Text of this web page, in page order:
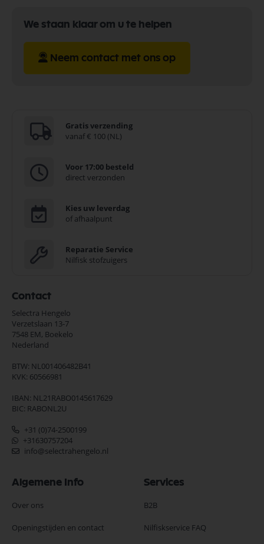
We staan klaar om u te helpen
Neem contact met ons op
Gratis verzending
vanaf € 100 (NL)
Voor 17:00 besteld
direct verzonden
Kies uw leverdag
of afhaalpunt
Reparatie Service
Nilfisk stofzuigers
Contact
Selectra Hengelo
Verzetslaan 13-7
7548 EM, Boekelo
Nederland
BTW: NL001406482B41
KVK: 60566981
IBAN: NL21RABO0145617629
BIC: RABONL2U
+31 (0)74-2500199
+31630757204
info@selectrahengelo.nl
Algemene Info
Over ons
Openingstijden en contact
Services
B2B
Nilfiskservice FAQ